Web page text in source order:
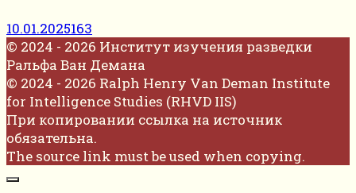
10.01.2025163
© 2024 - 2026 Институт изучения разведки
Ральфа Ван Демана
© 2024 - 2026 Ralph Henry Van Deman Institute
for Intelligence Studies (RHVD IIS)
При копировании ссылка на источник
обязательна.
The source link must be used when copying.